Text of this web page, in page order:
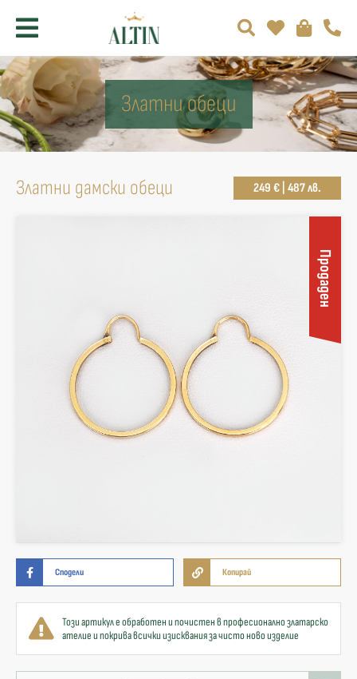
Златни обеци
Златни дамски обеци 249 € | 487 лв.
Продаден
Сподели Копирай
Този артикул е обработен и почистен в професионално златарско
ателие и покрива всички изисквания за чисто ново изделие